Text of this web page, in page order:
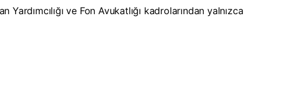
Yardımcılığı ve Fon Avukatlığı kadrolarından yalnızca